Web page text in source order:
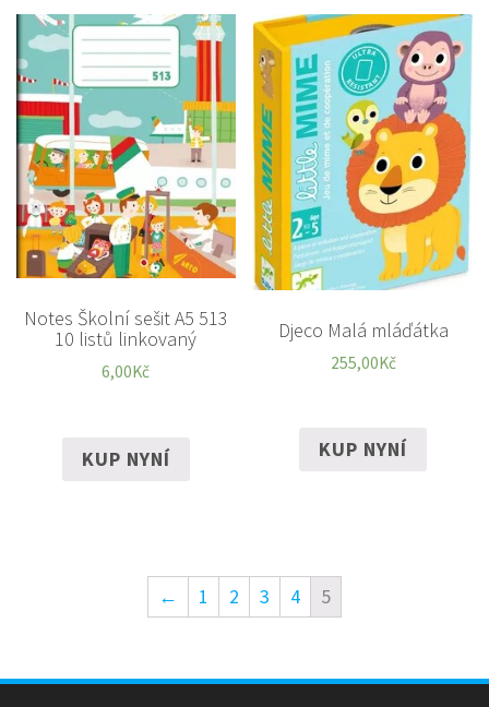
Notes Školní sešit A5 513
10 listů linkovaný
6,00Kč
KUP NYNÍ
Djeco Malá mláďátka
255,00Kč
KUP NYNÍ
← 1 2 3 4 5